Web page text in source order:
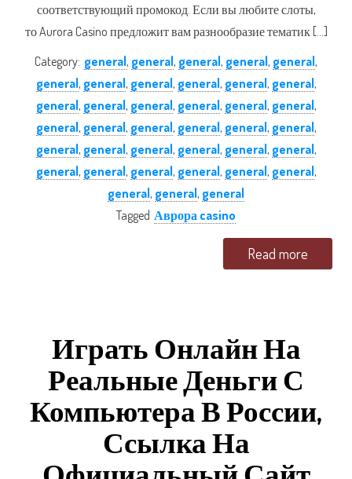
соответствующий промокод. Если вы любите слоты,
то Aurora Casino предложит вам разнообразие тематик […]
Category: general, general, general, general, general,
general, general, general, general, general, general,
general, general, general, general, general, general,
general, general, general, general, general, general,
general, general, general, general, general, general,
general, general, general, general, general, general,
general, general, general
Tagged Аврора casino
Read more
Играть Онлайн На
Реальные Деньги С
Компьютера В России,
Ссылка На